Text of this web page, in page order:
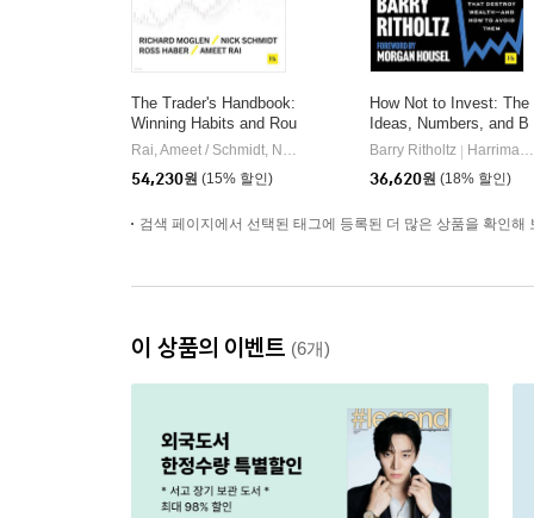
The Trader's Handbook:
Winning Habits and Rou
tines of Successful TraRai, Ameet / Schmidt, Nick / Haber, Ross | Harriman House
54,230원 (15% 할인)
How Not to Invest: The
Ideas, Numbers, and B
ehaviors That Destroy
Wealth--And How to Av
oid Them
Barry Ritholtz
Harriman House Publishing
36,620원 (18% 할인)
검색 페이지에서 선택된 태그에 등록된 더 많은 상품을 확인해
이 상품의 이벤트 (6개)